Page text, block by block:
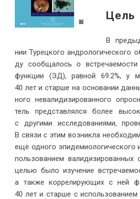
Цель
В
нии Ту­рец­ко­го ан­д­ро­ло­ги­че­ско­го
ду со­об­ща­лось о
функ­ции (ЭД), рав­ной 69.2%, у
40 лет и стар­ше на ос­но­ва­нии
но­го нева­ли­ди­зи­ро­ван­но­го
тель пред­став­лял­ся бо­лее
с дру­ги­ми ис­сле­до­ва­ни­я­ми,
В свя­зи с этим воз­ник­ла
ещё од­но­го эпи­де­мио­ло­ги­че­ско­го
поль­зо­ва­ни­ем ва­ли­ди­зи­ро­ван­ных
це­лью бы­ло изу­че­ние
а так­же кор­ре­ли­ру­ю­щих с ней
40 лет и стар­ше с